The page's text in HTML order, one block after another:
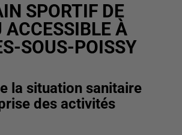
SPORTIF DE
ACCESSIBLE À
SOUS-POISSY
la situation sanitaire
des activités